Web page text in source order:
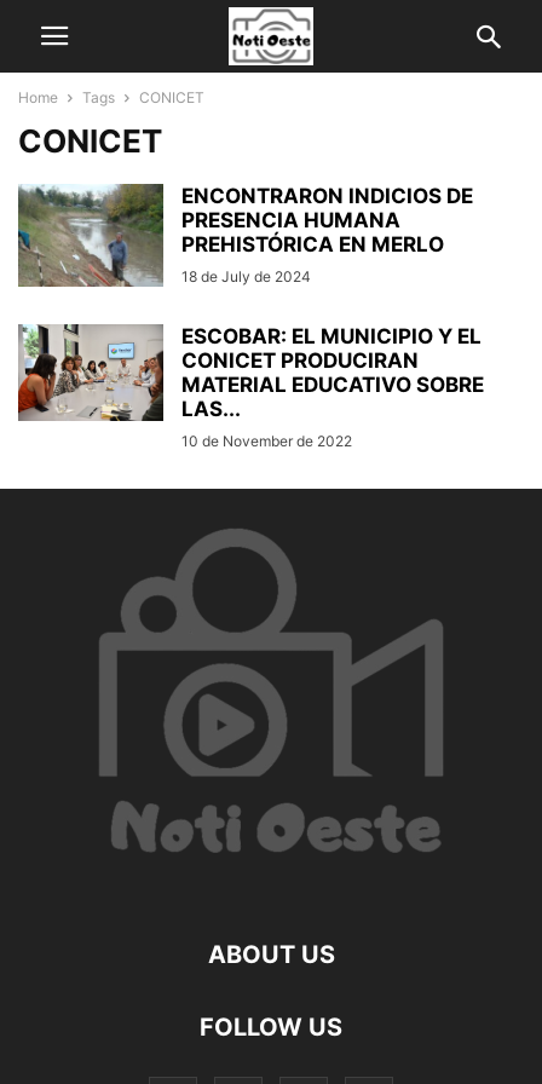
Home Tags CONICET
CONICET
ENCONTRARON INDICIOS DE
PRESENCIA HUMANA
PREHISTÓRICA EN MERLO
18 de July de 2024
ESCOBAR: EL MUNICIPIO Y EL
CONICET PRODUCIRAN
MATERIAL EDUCATIVO SOBRE
LAS...
10 de November de 2022
ABOUT US
FOLLOW US